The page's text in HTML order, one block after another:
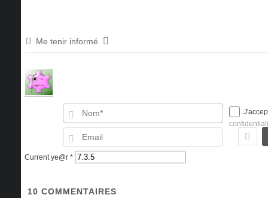
Me tenir informé
Nom*
Current ye@r *
10 COMMENTAIRES